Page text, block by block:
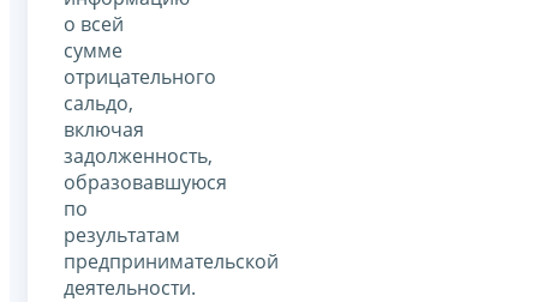
о всей
сумме
отрицательного
сальдо,
включая
задолженность,
образовавшуюся
по
результатам
предпринимательской
деятельности.